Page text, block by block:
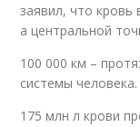
заявил, что кровь
а центральной
100 000 км –
системы человека.
175 млн л крови